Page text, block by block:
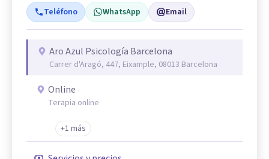
Teléfono WhatsApp Email
Aro Azul Psicología Barcelona
Carrer d'Aragó, 447, Eixample, 08013 Barcelona
Online
Terapia online
+1 más